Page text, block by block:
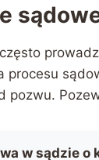
procesu
pozwu.
w sądzie o